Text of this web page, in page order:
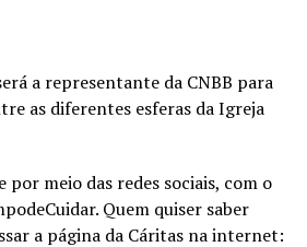
a representante da CNBB para
as diferentes esferas da Igreja
meio das redes sociais, com o
Quem quiser saber
a página da Cáritas na internet: